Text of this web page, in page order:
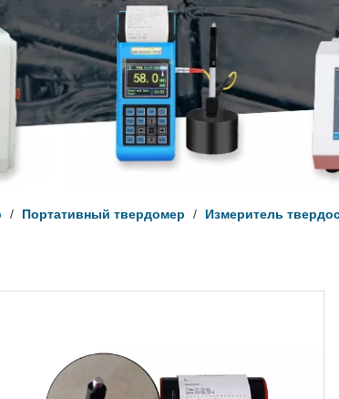
/ Портативный твердомер / Измеритель